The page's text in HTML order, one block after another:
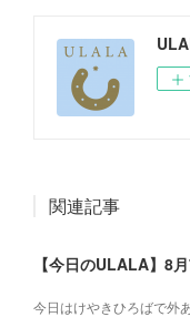
関連記事
【今日のULALA】8
今日はけやきひろばで外